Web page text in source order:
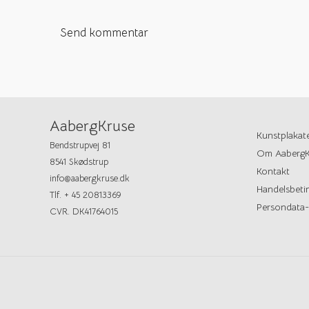
AabergKruse
Bendstrupvej 81
8541 Skødstrup
info@aabergkruse.dk
Tlf. + 45 20813369
CVR. DK41764015
Om
Kontakt